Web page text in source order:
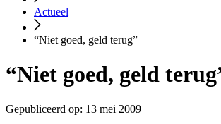
Actueel
“Niet goed, geld terug”
“Niet goed, geld
Gepubliceerd op: 13 mei 2009